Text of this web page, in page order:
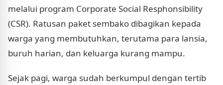
melalui program Corporate Social Resphonsibility
(CSR). Ratusan paket sembako dibagikan kepada
warga yang membutuhkan, terutama para lansia,
buruh harian, dan keluarga kurang mampu.
Sejak pagi, warga sudah berkumpul dengan tertib